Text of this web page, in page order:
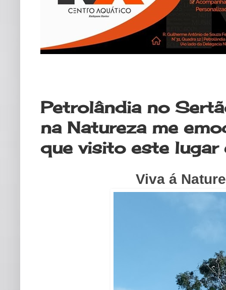
Petrolândia no
na Natureza me
que visito este lugar
Viva á